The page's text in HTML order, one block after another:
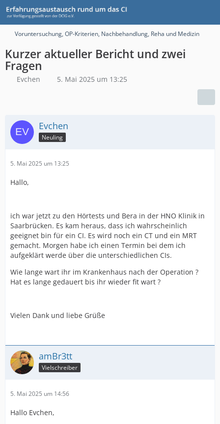
Voruntersuchung, OP-Kriterien, Nachbehandlung, Reha und Medizin
Kurzer aktueller Bericht und zwei
Fragen
Evchen 5. Mai 2025 um 13:25
Evchen
Neuling
5. Mai 2025 um 13:25
Hallo,
ich war jetzt zu den Hörtests und Bera in der HNO Klinik in
Saarbrücken. Es kam heraus, dass ich wahrscheinlich
geeignet bin für ein CI. Es wird noch ein CT und ein MRT
gemacht. Morgen habe ich einen Termin bei dem ich
aufgeklärt werde über die unterschiedlichen CIs.
Wie lange wart ihr im Krankenhaus nach der Operation ?
Hat es lange gedauert bis ihr wieder fit wart ?
Vielen Dank und liebe Grüße
amBr3tt
Vielschreiber
5. Mai 2025 um 14:56
Hallo Evchen,